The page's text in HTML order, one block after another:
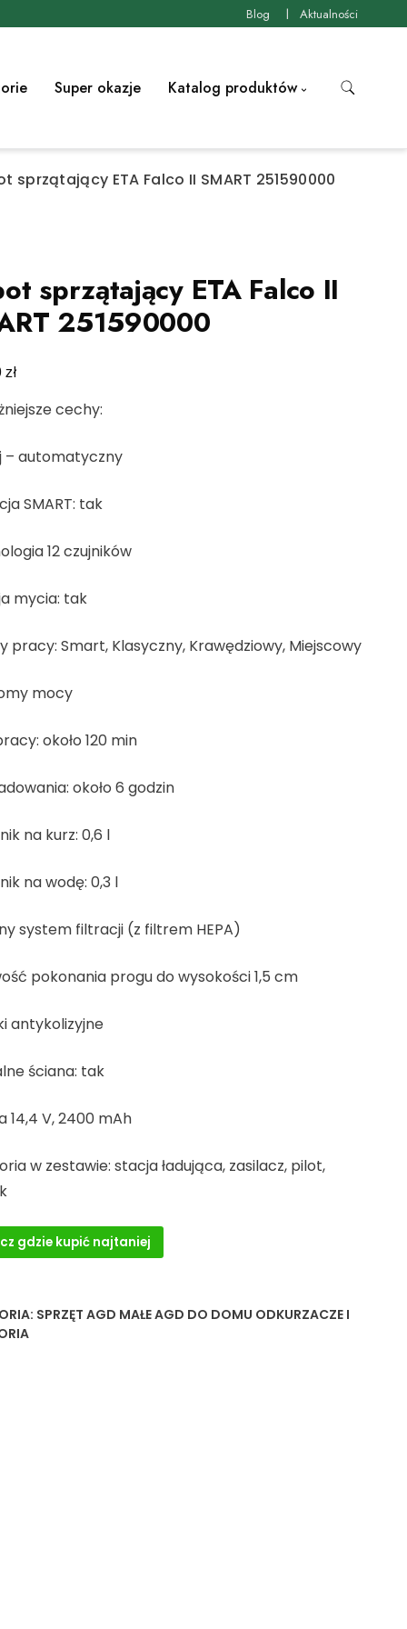
Blog Aktualności
Super okazje Katalog produktów
sprzątający ETA Falco II SMART 251590000
sprzątający ETA Falco II
251590000
zł
cechy:
– automatyczny
SMART: tak
12 czujników
mycia: tak
pracy: Smart, Klasyczny, Krawędziowy, Miejscowy
mocy
około 120 min
około 6 godzin
na kurz: 0,6 l
na wodę: 0,3 l
system filtracji (z filtrem HEPA)
pokonania progu do wysokości 1,5 cm
antykolizyjne
ściana: tak
14,4 V, 2400 mAh
w zestawie: stacja ładująca, zasilacz, pilot,
gdzie kupić najtaniej
SPRZĘT AGD MAŁE AGD DO DOMU ODKURZACZE I